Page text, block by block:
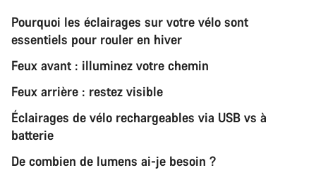
Pourquoi les éclairages sur votre vélo sont
essentiels pour rouler en hiver
Feux avant : illuminez votre chemin
Feux arrière : restez visible
Éclairages de vélo rechargeables via USB vs à
batterie
De combien de lumens ai-je besoin ?